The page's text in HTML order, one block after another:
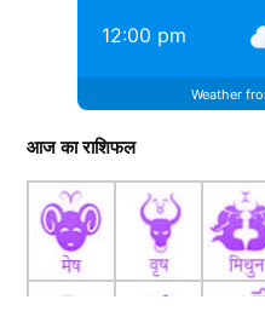
12:00 pm
Weather
आज का राशिफल